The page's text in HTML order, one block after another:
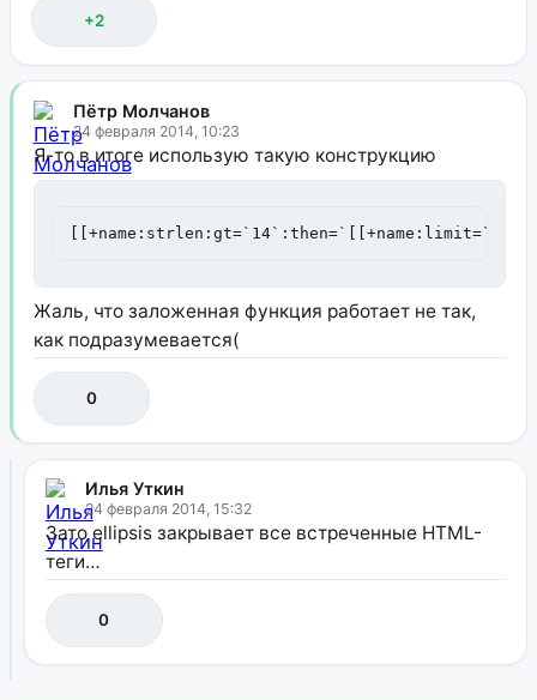
+2
Пётр Молчанов
24 февраля 2014, 10:23
Я-то в итоге использую такую конструкцию
Жаль, что заложенная функция работает не так,
как подразумевается(
0
Илья Уткин
24 февраля 2014, 15:32
Зато ellipsis закрывает все встреченные HTML-
теги…
0